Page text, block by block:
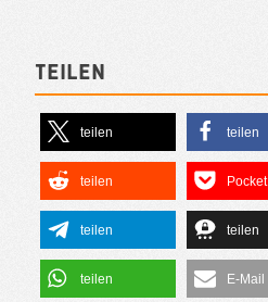
Teilen
teilen teilen
teilen Pocket
teilen teilen
teilen E-Mail